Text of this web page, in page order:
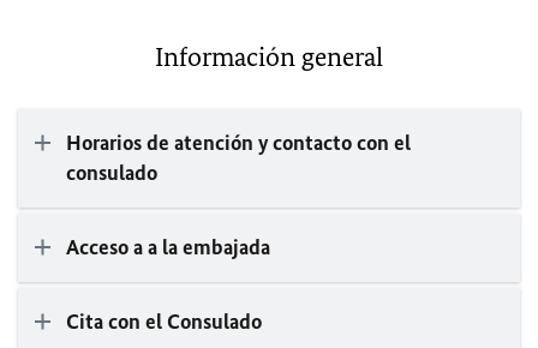
Información general
Horarios de atención y contacto con el
consulado
Acceso a a la embajada
Cita con el Consulado